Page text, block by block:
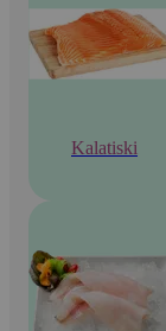
Kalatiski